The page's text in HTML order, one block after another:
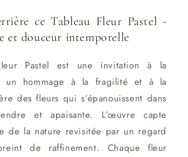
ce Tableau Fleur Pastel -
et douceur intemporelle
Pastel est une invitation à la
un hommage à la fragilité et à la
des fleurs qui s’épanouissent dans
et apaisante. L’œuvre capte
de la nature revisitée par un regard
de raffinement. Chaque fleur